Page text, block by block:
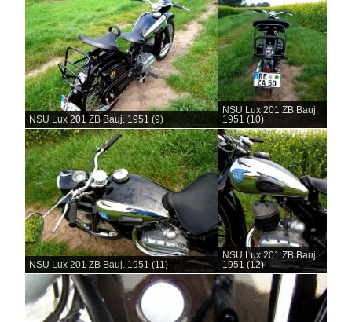
NSU Lux 201 ZB Bauj. 1951 (9)
NSU Lux 201 ZB Bauj.
1951 (10)
NSU Lux 201 ZB Bauj. 1951 (11)
NSU Lux 201 ZB Bauj.
1951 (12)